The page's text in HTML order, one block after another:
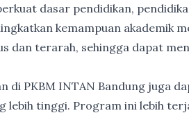
dasar pendidikan,
kemampuan akademik
dan terarah, sehingga dapat
di PKBM INTAN Bandung juga
lebih tinggi. Program ini lebih